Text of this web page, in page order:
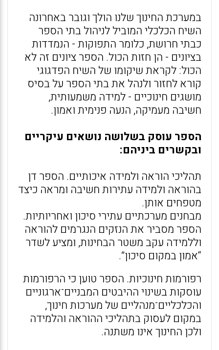
במערכת החינוך שלנו הולך וגובר באחרונה
השיח הכלכלי המוביל לניהול בתי הספר
כבתי חרושת, כלומר התפוקות - הנמדדות
בציונים - הן חזות הכול. הספר ציונים זה לא
הכול: לקראת שיקומו של השיח הפדגוגי
קורא לחזור ולנהל את בתי הספר על בסיס
מושגים חינוכיים - למידה משמעותית,
חשיבה מעמיקה, הנעה פנימית ואמון.
הספר עוסק בשלושה נושאים עיקריים
ובקשרים ביניהם:
תהליכי הוראה ולמידה איכותיים. הספר דן
בהוראה ולמידה עתירות חשיבה ומראה כיצד
מטפחים אותן.
מבחנים מערכתיים עתירי סיכון ואחריותיות.
הספר מסביר את הנזקים הנגרמים להוראה
וללמידה עקב משטר הבחינות, ומציע לשדר
“אמון במקום סיכון”.
רפורמות חינוכיות. הספר טוען כי הרפורמות
עוסקות בשינוי ההיבטים המבניים־ארגוניים
והכלכליים־מנהליים של מערכות חינוך,
במקום לעסוק בתהליכי ההוראה והלמידה
ולכן החינוך אינו משתנה.